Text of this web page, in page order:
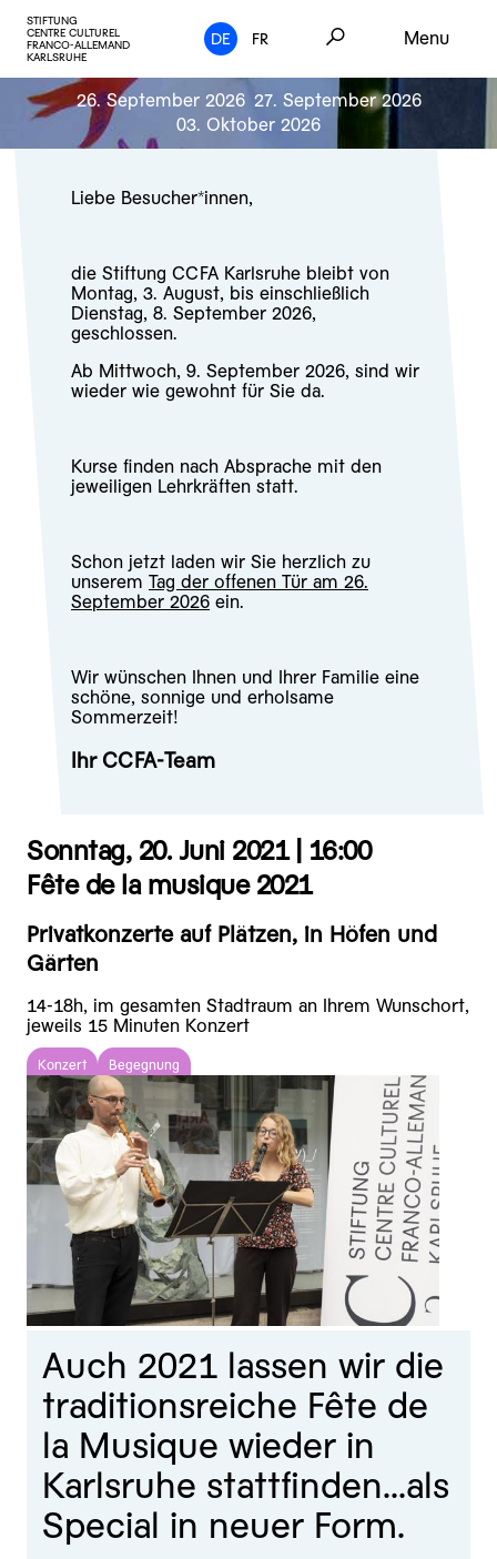
STIFTUNG
CENTRE CULTUREL
FRANCO-ALLEMAND
KARLSRUHE
DE FR Menu
26. September 2026 27. September 2026
03. Oktober 2026
Liebe Besucher*innen,
die Stiftung CCFA Karlsruhe bleibt von
Montag, 3. August, bis einschließlich
Dienstag, 8. September 2026,
geschlossen.
Ab Mittwoch, 9. September 2026, sind wir
wieder wie gewohnt für Sie da.
Kurse finden nach Absprache mit den
jeweiligen Lehrkräften statt.
Schon jetzt laden wir Sie herzlich zu
unserem Tag der offenen Tür am 26.
September 2026ein.
Wir wünschen Ihnen und Ihrer Familie eine
schöne, sonnige und erholsame
Sommerzeit!
Ihr CCFA-Team
Sonntag, 20. Juni 2021 | 16:00
Fête de la musique 2021
Privatkonzerte auf Plätzen, in Höfen und
Gärten
14-18h, im gesamten Stadtraum an Ihrem Wunschort,
jeweils 15 Minuten Konzert
Konzert Begegnung
Auch 2021 lassen wir die
traditionsreiche Fête de
la Musique wieder in
Karlsruhe stattfinden...als
Special in neuer Form.